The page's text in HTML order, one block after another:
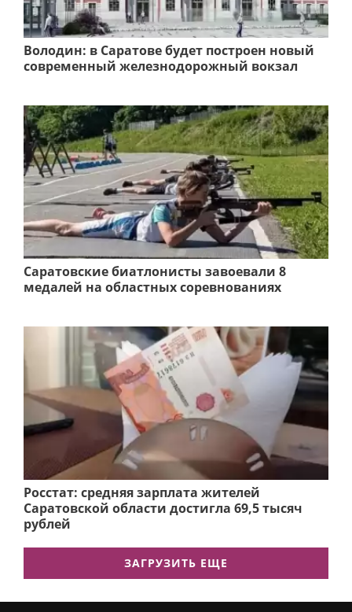
Володин: в Саратове будет построен новый
современный железнодорожный вокзал
Саратовские биатлонисты завоевали 8
медалей на областных соревнованиях
Росстат: средняя зарплата жителей
Саратовской области достигла 69,5 тысяч
рублей
ЗАГРУЗИТЬ ЕЩЕ